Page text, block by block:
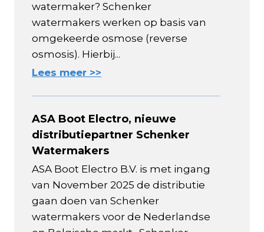
watermaker? Schenker
watermakers werken op basis van
omgekeerde osmose (reverse
osmosis). Hierbij...
Lees meer >>
ASA Boot Electro, nieuwe
distributiepartner Schenker
Watermakers
ASA Boot Electro B.V. is met ingang
van November 2025 de distributie
gaan doen van Schenker
watermakers voor de Nederlandse